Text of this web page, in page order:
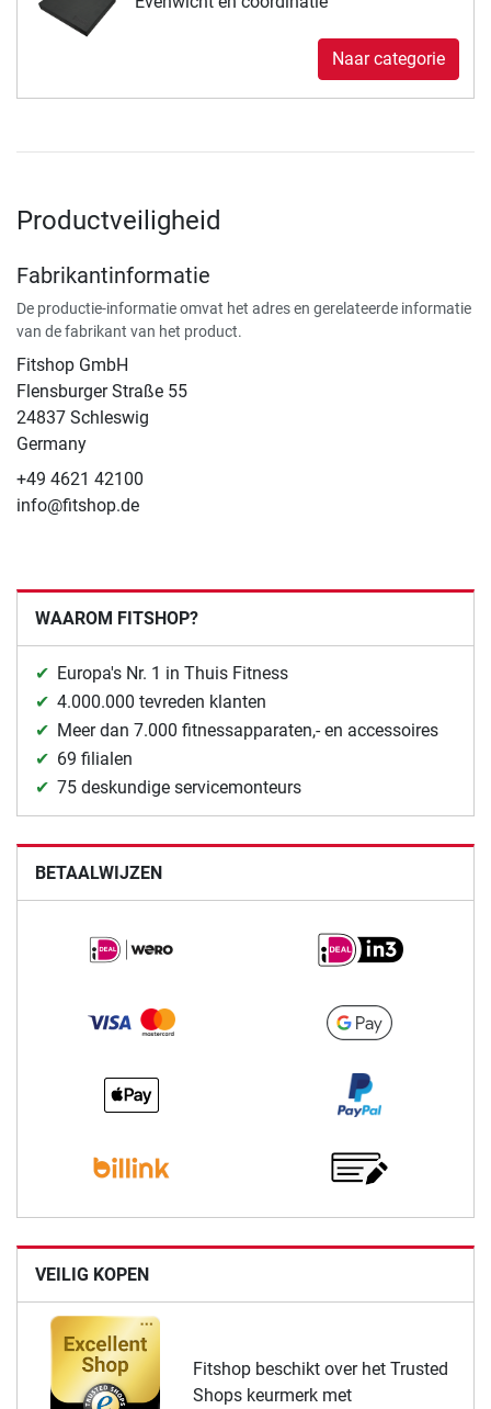
Naar categorie
Productveiligheid
Fabrikantinformatie
De productie-informatie omvat het adres en gerelateerde informatie
van de fabrikant van het product.
Fitshop GmbH
Flensburger Straße 55
24837 Schleswig
Germany
+49 4621 42100
info@fitshop.de
WAAROM FITSHOP?
Europa's Nr. 1 in Thuis Fitness
4.000.000 tevreden klanten
Meer dan 7.000 fitnessapparaten,- en accessoires
69 filialen
75 deskundige servicemonteurs
BETAALWIJZEN
VEILIG KOPEN
Fitshop beschikt over het Trusted
Shops keurmerk met